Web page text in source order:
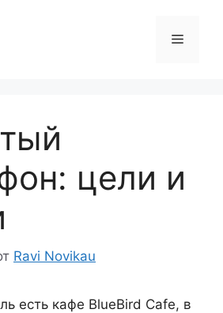
Меню
цели и
Ravi Novikau
есть кафе BlueBird Cafe, в